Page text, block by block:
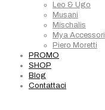
Leo & Ugo
Musani
Mischalis
Mya Accessori
Piero Moretti
PROMO
SHOP
Blog
Contattaci